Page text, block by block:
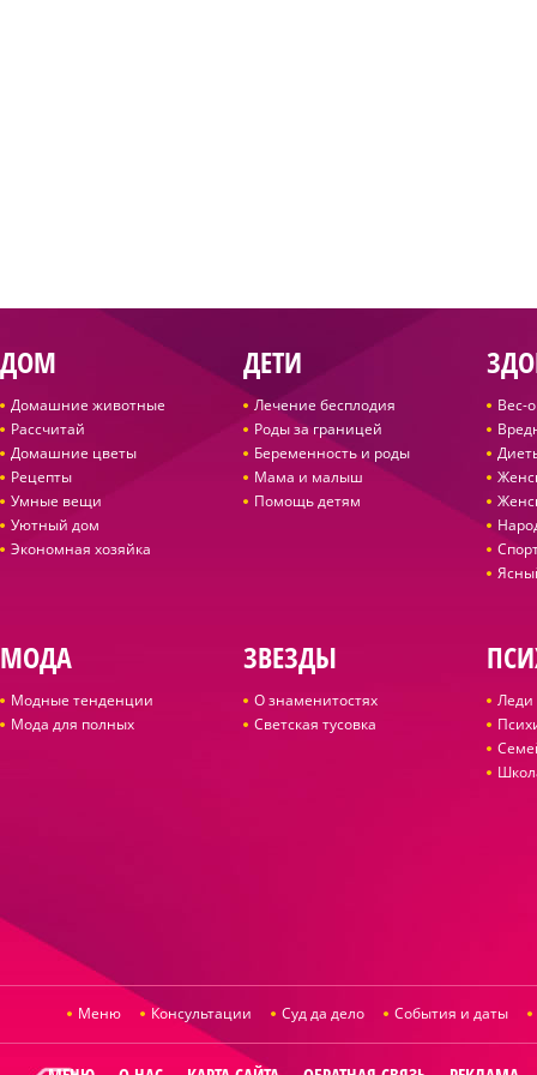
ДОМ
Домашние животные
Рассчитай
Домашние цветы
Рецепты
Умные вещи
Уютный дом
Экономная хозяйка
ДЕТИ
Лечение бесплодия
Роды за границей
Беременность и роды
Мама и малыш
Помощь детям
Вес-
МОДА
Модные тенденции
Мода для полных
ЗВЕЗДЫ
О знаменитостях
Светская тусовка
Леди
Меню Консультации Суд да дело События и даты